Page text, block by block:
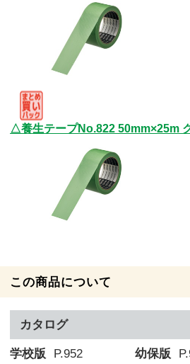
△養生テープNo.822 50mm×25m
この商品について
カタログ
学校版 P.952 幼保版